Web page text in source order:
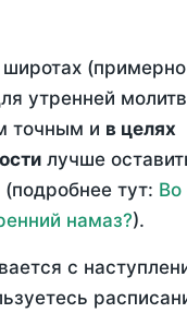
утренней
точным и в целях
лучше
тут: Во
намаз?).
с